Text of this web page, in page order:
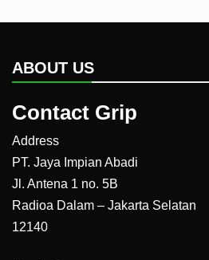
ABOUT US
Contact Grip
Address
PT. Jaya Impian Abadi
Jl. Antena 1 no. 5B
Radioa Dalam – Jakarta Selatan
12140